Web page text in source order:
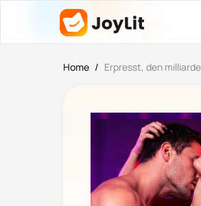
Home / Erpresst, den